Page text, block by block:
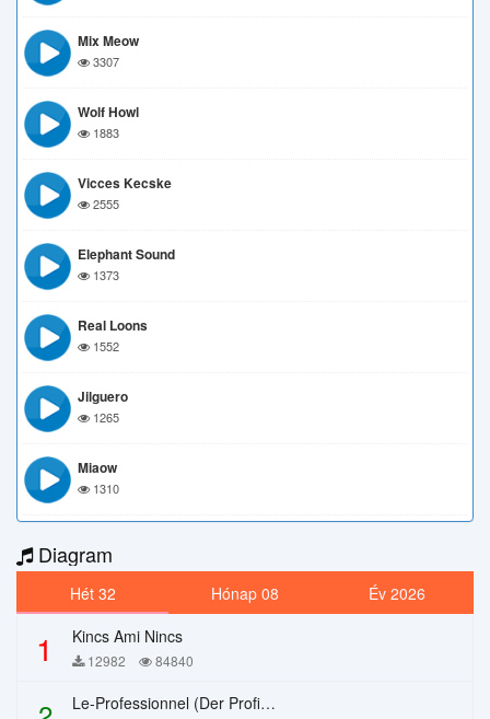
Mix Meow
3307
Wolf Howl
1883
Vicces Kecske
2555
Elephant Sound
1373
Real Loons
1552
Jilguero
1265
Miaow
1310
Diagram
Hét 32 Hónap 08 Év 2026
1 Kincs Ami Nincs
12982 84840
Le-Professionnel (Der Profi) – Chi Mai